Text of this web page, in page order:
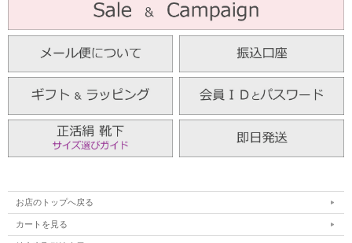
お店のトップへ戻る
カートを見る